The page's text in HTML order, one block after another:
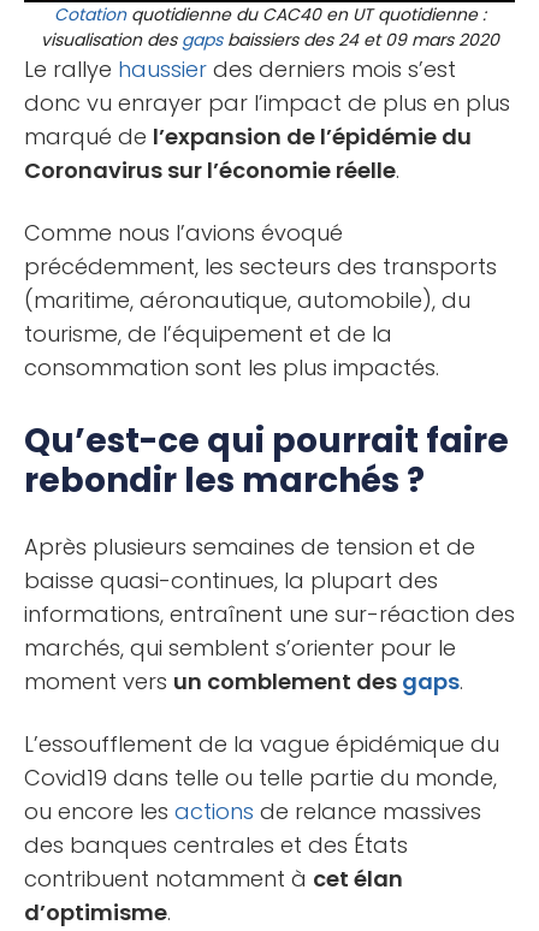
Cotationquotidienne du CAC40 en UT quotidienne :
visualisation des gapsbaissiers des 24 et 09 mars 2020
Le rallye haussier des derniers mois s’est
donc vu enrayer par l’impact de plus en plus
marqué de l’expansion de l’épidémie du
Coronavirus sur l’économie réelle.
Comme nous l’avions évoqué
précédemment, les secteurs des transports
(maritime, aéronautique, automobile), du
tourisme, de l’équipement et de la
consommation sont les plus impactés.
Qu’est-ce qui pourrait faire
rebondir les marchés ?
Après plusieurs semaines de tension et de
baisse quasi-continues, la plupart des
informations, entraînent une sur-réaction des
marchés, qui semblent s’orienter pour le
moment vers un comblement des gaps.
L’essoufflement de la vague épidémique du
Covid19 dans telle ou telle partie du monde,
ou encore les actions de relance massives
des banques centrales et des États
contribuent notamment à cet élan
d’optimisme.